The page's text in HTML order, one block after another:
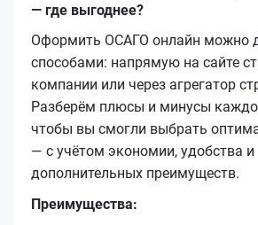
— где выгоднее?
Оформить ОСАГО онлайн можно
способами: напрямую на сайте
компании или через агрегатор
Разберём плюсы и минусы
чтобы вы смогли выбрать
— с учётом экономии, удобства и
дополнительных преимуществ.
Преимущества: